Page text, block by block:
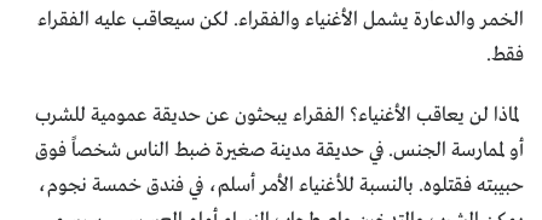
الخمر والدعارة يشمل الأغنياء والفقراء. لكن سيعاقب عليه الفقراء
فقط.
لماذا لن يعاقب الأغنياء؟ الفقراء يبحثون عن حديقة عمومية للشرب
أو لممارسة الجنس. في حديقة مدينة صغيرة ضبط الناس شخصاً فوق
حبيبته فقتلوه. بالنسبة للأغنياء الأمر أسلم، في فندق خمسة نجوم،